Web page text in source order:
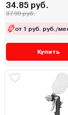
34.85 руб.
37.99 руб.
от 1 руб. руб./
Купить